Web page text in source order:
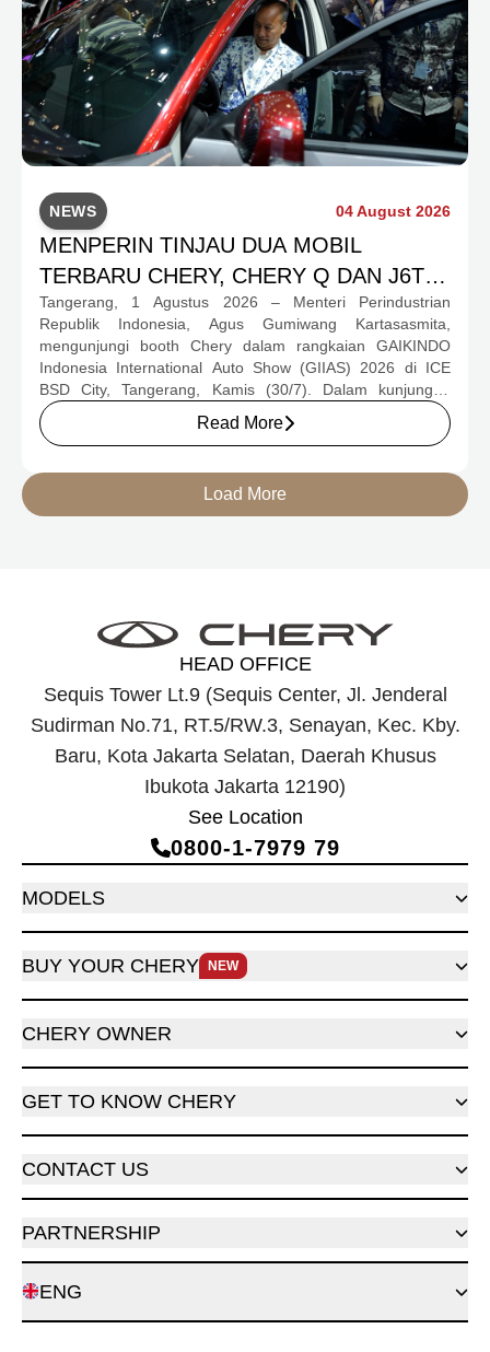
NEWS 04 August 2026
MENPERIN TINJAU DUA MOBIL
TERBARU CHERY, CHERY Q DAN J6T
CSH YANG JADI SOROTAN DI GIIAS
2026
Tangerang, 1 Agustus 2026 – Menteri Perindustrian
Republik Indonesia, Agus Gumiwang Kartasasmita,
mengunjungi booth Chery dalam rangkaian GAIKINDO
Indonesia International Auto Show (GIIAS) 2026 di ICE
BSD City, Tangerang, Kamis (30/7). Dalam kunjungan
tersebut, Menteri Perindustrian meninjau dua produk
elektrifikasi terbaru Chery, yakni Chery Q, compact EV
berteknologi Range-Extended Electric Vehicle (REEV) yang
dirancang untuk mendukung perjalanan jarak jauh.
Read More
Load More
HEAD OFFICE
Sequis Tower Lt.9 (Sequis Center, Jl. Jenderal
Sudirman No.71, RT.5/RW.3, Senayan, Kec. Kby.
Baru, Kota Jakarta Selatan, Daerah Khusus
Ibukota Jakarta 12190)
See Location
0800‑1‑7979 79
MODELS
BUY YOUR CHERY NEW
CHERY OWNER
GET TO KNOW CHERY
CONTACT US
PARTNERSHIP
ENG